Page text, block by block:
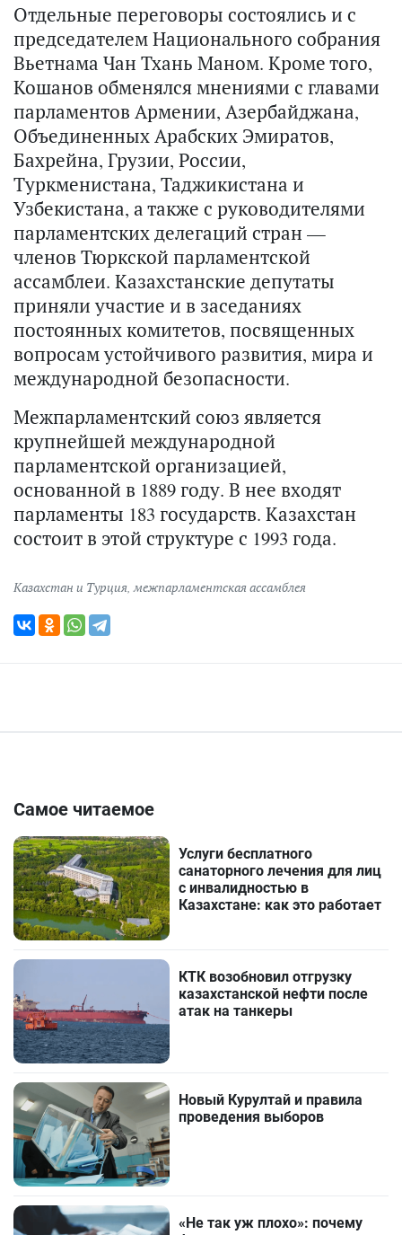
Отдельные переговоры состоялись и с
председателем Национального собрания
Вьетнама Чан Тхань Маном. Кроме того,
Кошанов обменялся мнениями с главами
парламентов Армении, Азербайджана,
Объединенных Арабских Эмиратов,
Бахрейна, Грузии, России,
Туркменистана, Таджикистана и
Узбекистана, а также с руководителями
парламентских делегаций стран —
членов Тюркской парламентской
ассамблеи. Казахстанские депутаты
приняли участие и в заседаниях
постоянных комитетов, посвященных
вопросам устойчивого развития, мира и
международной безопасности.
Межпарламентский союз является
крупнейшей международной
парламентской организацией,
основанной в 1889 году. В нее входят
парламенты 183 государств. Казахстан
состоит в этой структуре с 1993 года.
Казахстан и Турция межпарламентская ассамблея
Самое читаемое
Услуги бесплатного
санаторного лечения для лиц
с инвалидностью в
Казахстане: как это работает
КТК возобновил отгрузку
казахстанской нефти после
атак на танкеры
Новый Курултай и правила
проведения выборов
«Не так уж плохо»: почему